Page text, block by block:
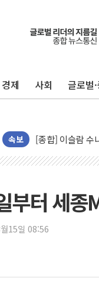
경제 사회 글로벌
속보
유럽증시, 美 고
미 연준 매파 기
트럼프, 백신·
美 항소법원, 백
美 고용 쇼크에
[AI MY 뉴스] 뉴
뉴욕증시 프리
[종합] 美 7월
[사진] 이슬람
뉴욕증시 개장
터 세종
15일 08:56